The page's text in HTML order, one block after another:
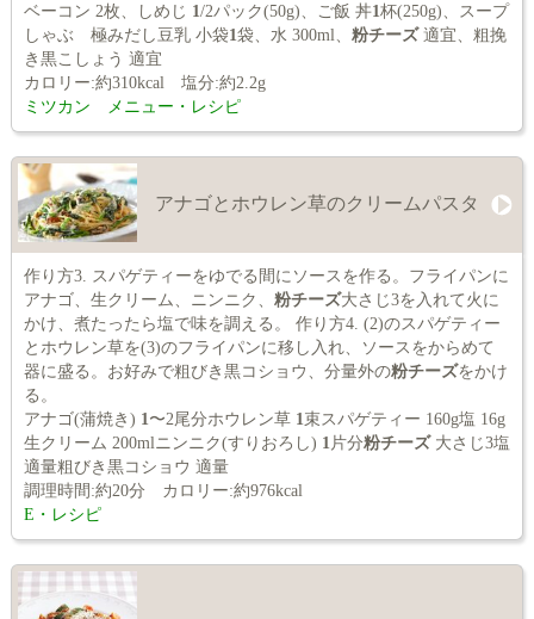
ベーコン 2枚、しめじ 1 /2パック(50g)、ご飯 丼1 杯(250g)、スープ
しゃぶ 極みだし豆乳 小袋1 袋、水 300ml、 粉チーズ適宜、粗挽
き黒こしょう 適宜
カロリー:約310kcal 塩分:約2.2g
ミツカン メニュー・レシピ
アナゴとホウレン草のクリームパスタ
作り方3. スパゲティーをゆでる間にソースを作る。フライパンに
アナゴ、生クリーム、ニンニク、 粉チーズ大さじ3を入れて火に
かけ、煮たったら塩で味を調える。 作り方4. (2)のスパゲティー
とホウレン草を(3)のフライパンに移し入れ、ソースをからめて
器に盛る。お好みで粗びき黒コショウ、分量外の粉チーズをかけ
る。
アナゴ(蒲焼き) 1 〜2尾分ホウレン草 1 束スパゲティー 160g塩 16g
生クリーム 200mlニンニク(すりおろし) 1 片分粉チーズ大さじ3塩
適量粗びき黒コショウ 適量
調理時間:約20分 カロリー:約976kcal
E・レシピ